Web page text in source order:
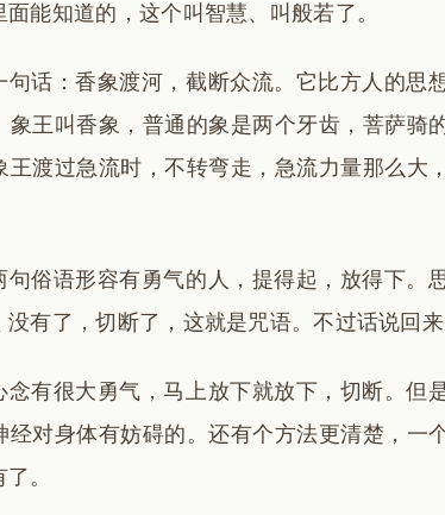
能知道的，这个叫智慧、叫般若了。
句话：香象渡河，截断众流。它比方人的思
象王叫香象，普通的象是两个牙齿，菩萨骑
王渡过急流时，不转弯走，急流力量那么大
句俗语形容有勇气的人，提得起，放得下。
有了，切断了，这就是咒语。不过话说回
念有很大勇气，马上放下就放下，切断。但
经对身体有妨碍的。还有个方法更清楚，一
。